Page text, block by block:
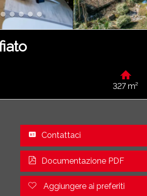
327 m²
Contattaci
Documentazione PDF
Aggiungere ai preferiti